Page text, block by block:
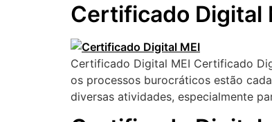
Certificado Digital
Certificado Digital MEI Certificado
os processos burocráticos estão
diversas atividades, especialmente